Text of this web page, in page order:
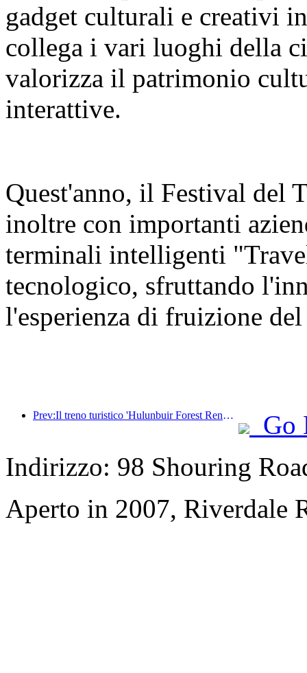
gadget culturali e creativi
collega i vari luoghi della
valorizza il patrimonio
interattive.
Quest'anno, il Festival del
inoltre con importanti
terminali intelligenti
tecnologico, sfruttando
l'esperienza di fruizione
Prev:Il treno turistico 'Hulunbuir Forest Rendezvous - Daxinganling Express - Starlight Train - Tianyi Journey' effettua il suo viaggio inaugurale.
Go
Indirizzo: 98 Shouring
Aperto in 2007, Riverdale